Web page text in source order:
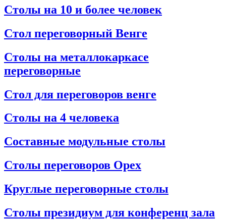
Столы на 10 и более человек
Стол переговорный Венге
Столы на металлокаркасе
переговорные
Стол для переговоров венге
Столы на 4 человека
Составные модульные столы
Столы переговоров Орех
Круглые переговорные столы
Столы президиум для конференц зала